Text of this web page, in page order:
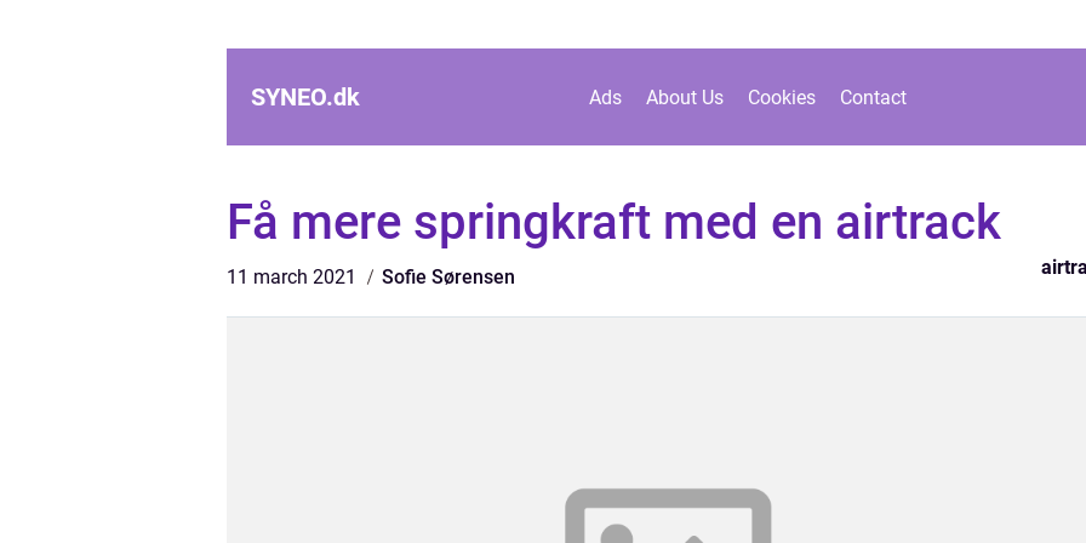
SYNEO.dk Ads About Us Cookies Contact
Få mere springkraft med en airtrack
11 march 2021 Sofie Sørensen